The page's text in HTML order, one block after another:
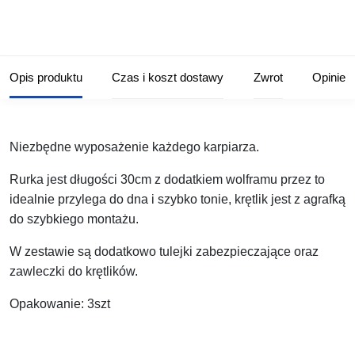
Opis produktu Czas i koszt dostawy Zwrot Opinie
Niezbędne wyposażenie każdego karpiarza.
Rurka jest długości 30cm z dodatkiem wolframu przez to
idealnie przylega do dna i szybko tonie, krętlik jest z agrafką
do szybkiego montażu.
W zestawie są dodatkowo tulejki zabezpieczające oraz
zawleczki do krętlików.
Opakowanie: 3szt